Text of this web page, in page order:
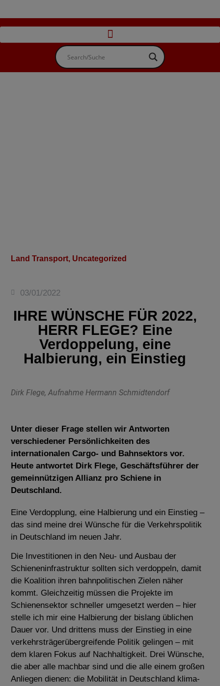
Land Transport, Uncategorized
03/01/2022
IHRE WÜNSCHE FÜR 2022,
HERR FLEGE? Eine
Verdoppelung, eine
Halbierung, ein Einstieg
Dirk Flege, Aufnahme Hermann Schmidtendorf
Unter dieser Frage stellen wir Antworten
verschiedener Persönlichkeiten des
internationalen Cargo- und Bahnsektors vor.
Heute antwortet Dirk Flege, Geschäftsführer der
gemeinnützigen Allianz pro Schiene in
Deutschland.
Eine Verdopplung, eine Halbierung und ein Einstieg –
das sind meine drei Wünsche für die Verkehrspolitik
in Deutschland im neuen Jahr.
Die Investitionen in den Neu- und Ausbau der
Schieneninfrastruktur sollten sich verdoppeln, damit
die Koalition ihren bahnpolitischen Zielen näher
kommt. Gleichzeitig müssen die Projekte im
Schienensektor schneller umgesetzt werden – hier
stelle ich mir eine Halbierung der bislang üblichen
Dauer vor. Und drittens muss der Einstieg in eine
verkehrsträgerübergreifende Politik gelingen – mit
dem klaren Fokus auf Nachhaltigkeit. Drei Wünsche,
die aber alle machbar sind und die alle einem großen
Anliegen dienen: die Mobilität in Deutschland klima-